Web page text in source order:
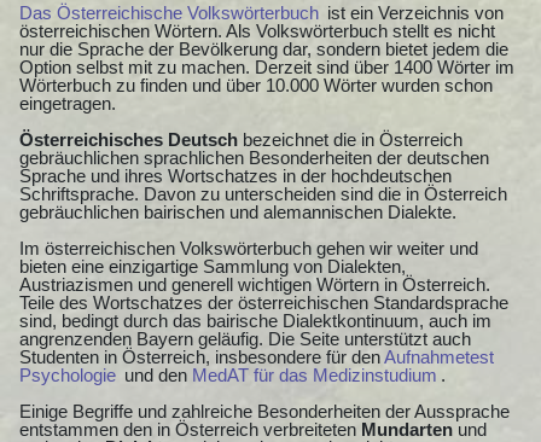
Das Österreichische Volkswörterbuch ist ein Verzeichnis von
österreichischen Wörtern. Als Volkswörterbuch stellt es nicht
nur die Sprache der Bevölkerung dar, sondern bietet jedem die
Option selbst mit zu machen. Derzeit sind über 1400 Wörter im
Wörterbuch zu finden und über 10.000 Wörter wurden schon
eingetragen.
Österreichisches Deutsch bezeichnet die in Österreich
gebräuchlichen sprachlichen Besonderheiten der deutschen
Sprache und ihres Wortschatzes in der hochdeutschen
Schriftsprache. Davon zu unterscheiden sind die in Österreich
gebräuchlichen bairischen und alemannischen Dialekte.
Im österreichischen Volkswörterbuch gehen wir weiter und
bieten eine einzigartige Sammlung von Dialekten,
Austriazismen und generell wichtigen Wörtern in Österreich.
Teile des Wortschatzes der österreichischen Standardsprache
sind, bedingt durch das bairische Dialektkontinuum, auch im
angrenzenden Bayern geläufig. Die Seite unterstützt auch
Studenten in Österreich, insbesondere für denAufnahmetest
Psychologie und den MedAT für das Medizinstudium .
Einige Begriffe und zahlreiche Besonderheiten der Aussprache
entstammen den in Österreich verbreiteten Mundarten und